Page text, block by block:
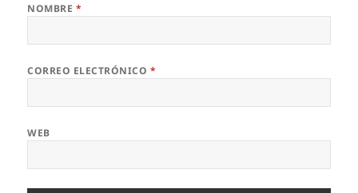
NOMBRE *
CORREO ELECTRÓNICO *
WEB